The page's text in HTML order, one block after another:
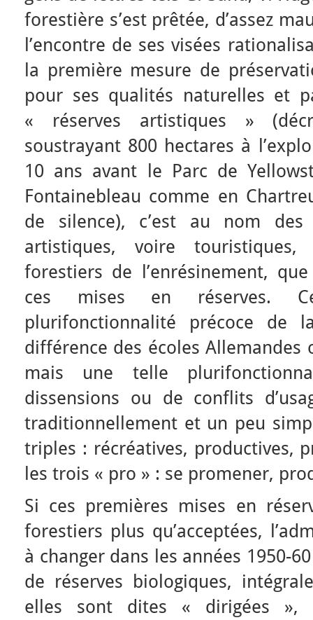
forestière s’est prêtée, d’assez
l’encontre de ses visées
la première mesure de
pour ses qualités naturelles et
« réserves artistiques »
soustrayant 800 hectares à
10 ans avant le Parc de
Fontainebleau comme en
de silence), c’est au nom des
artistiques, voire
forestiers de l’enrésinement,
ces mises en réserves.
plurifonctionnalité précoce de
différence des écoles Allemandes
mais une telle
dissensions ou de conflits
traditionnellement et un peu
triples : récréatives, productives,
les trois « pro » : se promener,
Si ces premières mises en
forestiers plus qu’acceptées,
à changer dans les années 1950-
de réserves biologiques,
elles sont dites « dirigées »,